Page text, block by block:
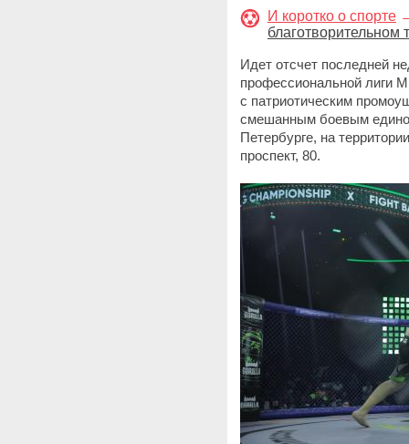
И коротко о спорте
благотворительном
Идет отсчет последней
профессиональной лиги
с патриотическим
смешанным боевым
Петербурге, на
проспект, 80.